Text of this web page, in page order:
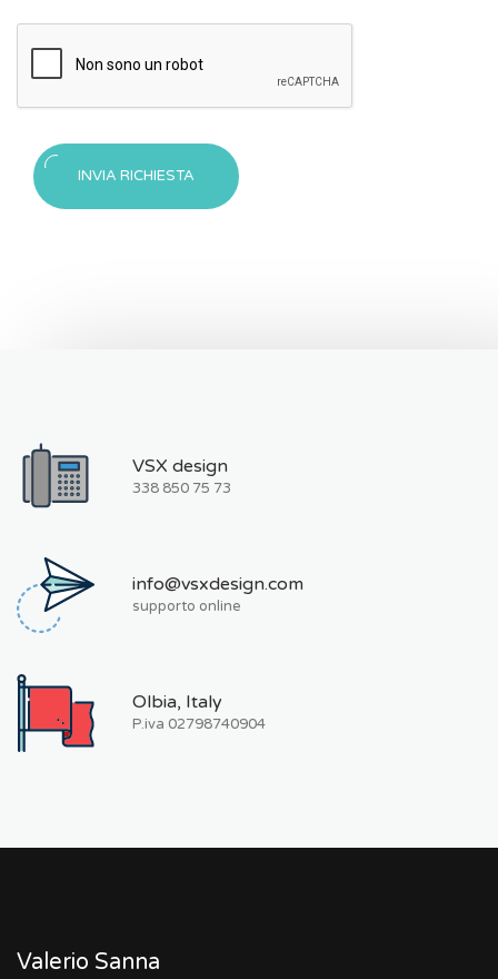
INVIA RICHIESTA
Messaggio
inviato!
VSX design
338 850 75 73
info@vsxdesign.com
supporto online
Olbia, Italy
P.iva 02798740904
Valerio Sanna